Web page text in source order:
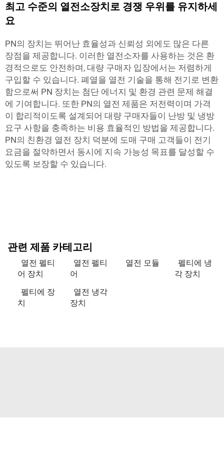
최고 수준의 열전소장치로 경쟁 우위를 유지하세
요
PN의 장치는 뛰어난 효율성과 신뢰성 외에도 많은 다른
장점을 제공합니다. 이러한 열전소자를 사용하는 것은 환
경적으로도 안전하며, 대량 구매자 입장에서는 저렴하게
구입할 수 있습니다. 폐열을 열전 기술을 통해 전기로 변환
함으로써 PN 장치는 첨단 에너지 및 환경 관련 문제 해결
에 기여합니다. 또한 PN의 열전 제품은 저전력이며 가격
이 합리적이도록 설계되어 대량 구매자들이 난방 및 냉방
요구 사항을 충족하는 비용 효율적인 방법을 제공합니다.
PN의 친환경 열전 장치 덕분에 도매 구매 고객들이 전기
요금을 절약하면서 동시에 지속 가능성 목표를 달성할 수
있도록 보장할 수 있습니다.
관련 제품 카테고리
열전 펠티
어 장치
열전 펠티
어
열전 모듈
펠티에 냉
각 장치
펠티에 장
치
열전 냉각
장치